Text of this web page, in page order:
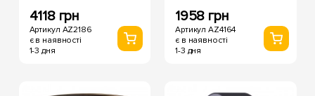
4118 грн
Артикул AZ2186
є в наявності
1-3 дня
1958 грн
Артикул AZ4164
є в наявності
1-3 дня